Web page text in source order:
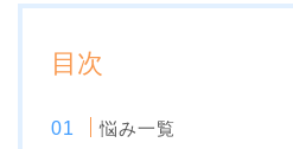
目次
悩み一覧